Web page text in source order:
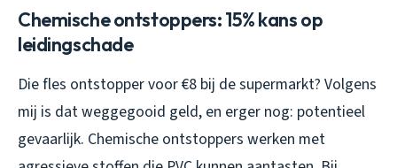
Chemische ontstoppers: 15% kans op
leidingschade
Die fles ontstopper voor €8 bij de supermarkt? Volgens
mij is dat weggegooid geld, en erger nog: potentieel
gevaarlijk. Chemische ontstoppers werken met